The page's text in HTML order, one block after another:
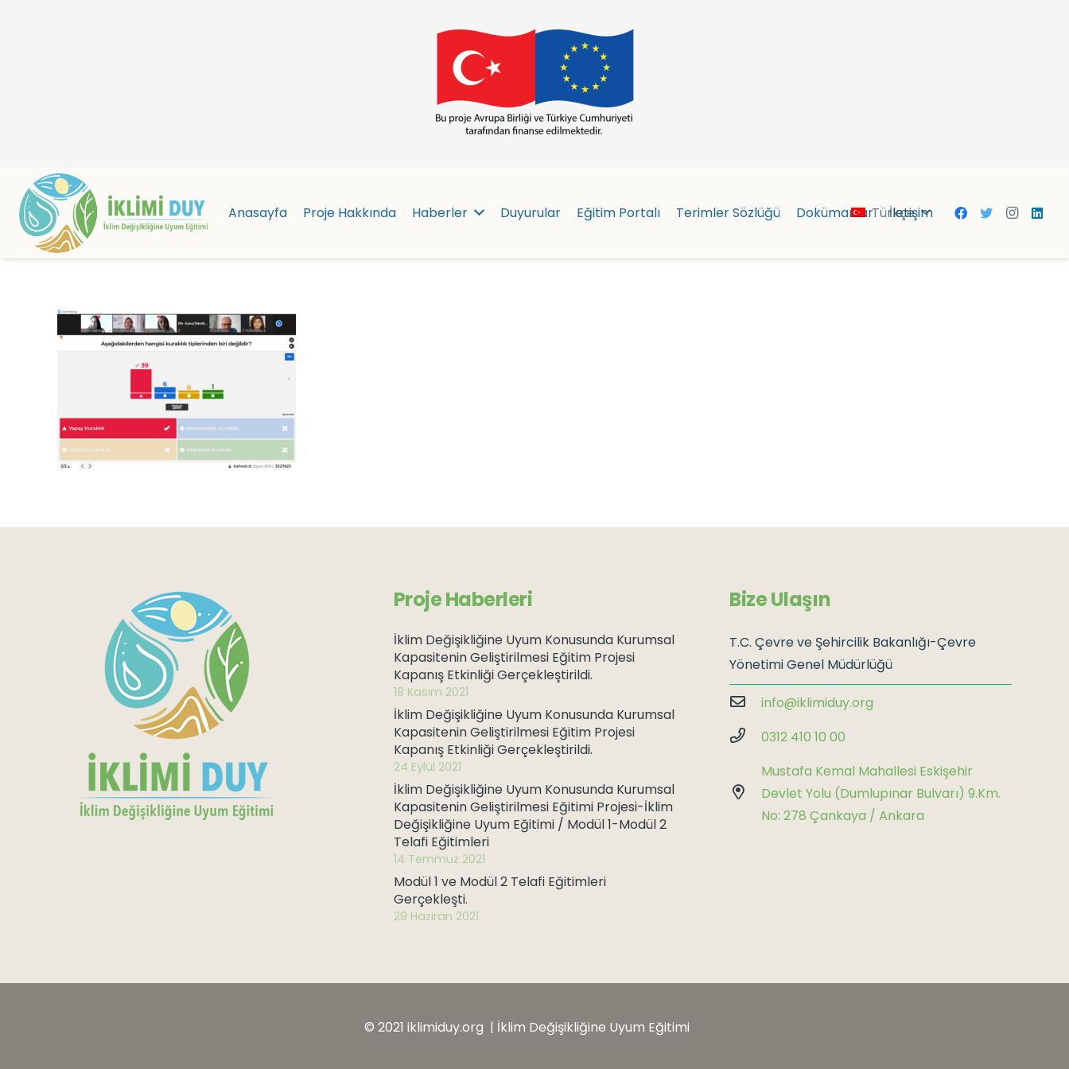
Anasayfa Proje Hakkında Haberler Duyurular Eğitim Portalı Terimler Sözlüğü Dokümanlar İletişim
Türkçe
Proje Haberleri
İklim Değişikliğine Uyum Konusunda Kurumsal
Kapasitenin Geliştirilmesi Eğitim Projesi
Kapanış Etkinliği Gerçekleştirildi.
18 Kasım 2021
İklim Değişikliğine Uyum Konusunda Kurumsal
Kapasitenin Geliştirilmesi Eğitim Projesi
Kapanış Etkinliği Gerçekleştirildi.
24 Eylül 2021
İklim Değişikliğine Uyum Konusunda Kurumsal
Kapasitenin Geliştirilmesi Eğitimi Projesi-İklim
Değişikliğine Uyum Eğitimi / Modül 1-Modül 2
Telafi Eğitimleri
14 Temmuz 2021
Modül 1 ve Modül 2 Telafi Eğitimleri
Gerçekleşti.
29 Haziran 2021
Bize Ulaşın
T.C. Çevre ve Şehircilik Bakanlığı-Çevre
Yönetimi Genel Müdürlüğü
info@iklimiduy.org
0312 410 10 00
Mustafa Kemal Mahallesi Eskişehir
Devlet Yolu (Dumlupınar Bulvarı) 9.Km.
No: 278 Çankaya / Ankara
© 2021 iklimiduy.org | İklim Değişikliğine Uyum Eğitimi